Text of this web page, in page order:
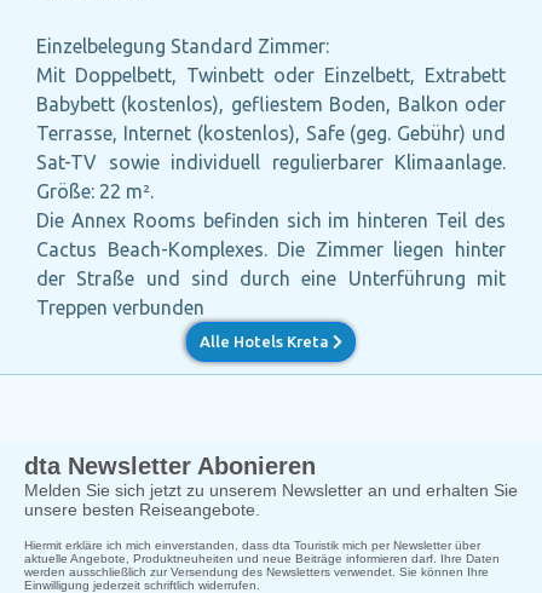
Einzelbelegung Standard Zimmer:
Mit Doppelbett, Twinbett oder Einzelbett, Extrabett
Babybett (kostenlos), gefliestem Boden, Balkon oder
Terrasse, Internet (kostenlos), Safe (geg. Gebühr) und
Sat-TV sowie individuell regulierbarer Klimaanlage.
Größe: 22 m².
Die Annex Rooms befinden sich im hinteren Teil des
Cactus Beach-Komplexes. Die Zimmer liegen hinter
der Straße und sind durch eine Unterführung mit
Treppen verbunden
Alle Hotels Kreta
dta Newsletter Abonieren
Melden Sie sich jetzt zu unserem Newsletter an und erhalten Sie
unsere besten Reiseangebote.
Hiermit erkläre ich mich einverstanden, dass dta Touristik mich per Newsletter über
aktuelle Angebote, Produktneuheiten und neue Beiträge informieren darf. Ihre Daten
werden ausschließlich zur Versendung des Newsletters verwendet. Sie können Ihre
Einwilligung jederzeit schriftlich widerrufen.